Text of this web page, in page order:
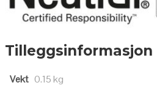
Tilleggsinformasjon
Vekt 0.15 kg